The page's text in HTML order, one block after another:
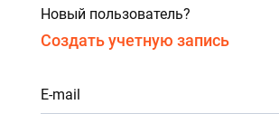
Новый пользователь?
Создать учетную запись
E-mail